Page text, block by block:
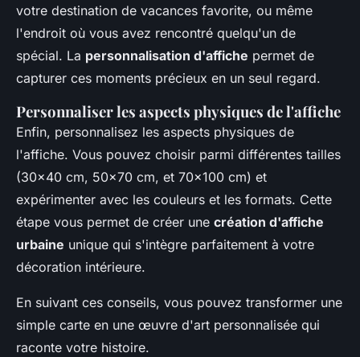
votre destination de vacances favorite, ou même
l'endroit où vous avez rencontré quelqu'un de
spécial. La personnalisation d'affiche permet de
capturer ces moments précieux en un seul regard.
Personnaliser les aspects physiques de l'affiche
Enfin, personnalisez les aspects physiques de
l'affiche. Vous pouvez choisir parmi différentes tailles
(30x40 cm, 50x70 cm, et 70x100 cm) et
expérimenter avec les couleurs et les formats. Cette
étape vous permet de créer une création d'affiche
urbaine unique qui s'intègre parfaitement à votre
décoration intérieure.
En suivant ces conseils, vous pouvez transformer une
simple carte en une œuvre d'art personnalisée qui
raconte votre histoire.